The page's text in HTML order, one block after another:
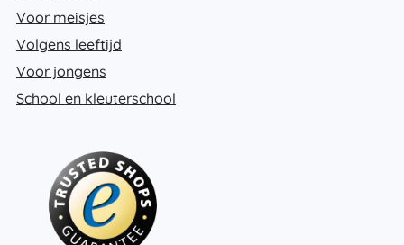
Voor meisjes
Volgens leeftijd
Voor jongens
School en kleuterschool